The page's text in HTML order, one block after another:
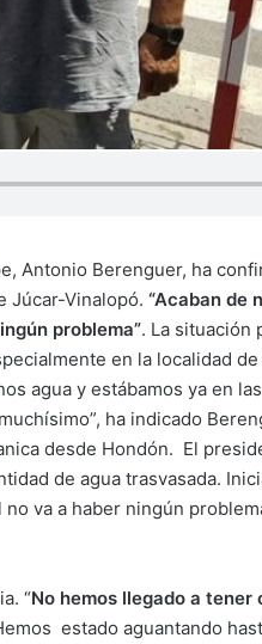
Antonio Berenguer, ha
Júcar-Vinalopó. “Acaban de
problema”. La situación
en la localidad de
agua y estábamos ya en
ha indicado
desde Hondón. El
de agua trasvasada.
va a haber ningún
“No hemos llegado a tener
estado aguantando